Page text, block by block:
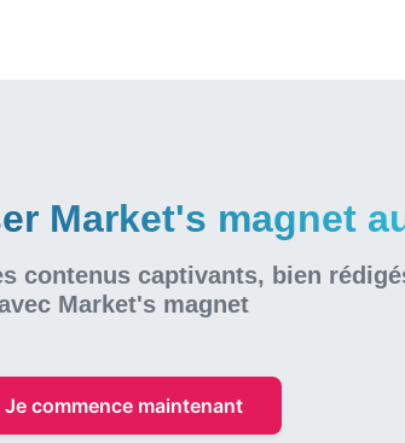
Market's magnet
contenus captivants, bien
Market's magnet
Je commence maintenant